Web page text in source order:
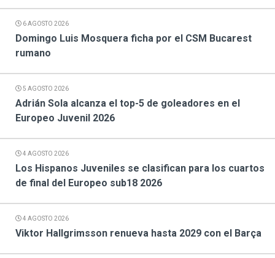
6 AGOSTO 2026
Domingo Luis Mosquera ficha por el CSM Bucarest
rumano
5 AGOSTO 2026
Adrián Sola alcanza el top-5 de goleadores en el
Europeo Juvenil 2026
4 AGOSTO 2026
Los Hispanos Juveniles se clasifican para los cuartos
de final del Europeo sub18 2026
4 AGOSTO 2026
Viktor Hallgrimsson renueva hasta 2029 con el Barça